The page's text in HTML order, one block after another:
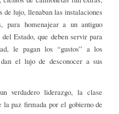
de lujo, llenaban las instalaciones
para homenajear a un antiguo
Estado, que deben servir para
le pagan los “gustos” a los
el lujo de desconocer a sus
verdadero liderazgo, la clase
la paz firmada por el gobierno de